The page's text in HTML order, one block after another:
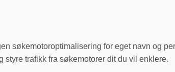
søkemotoroptimalisering for eget navn og
trafikk fra søkemotorer dit du vil enklere.